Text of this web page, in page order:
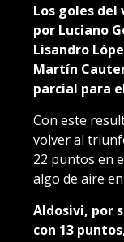
Los goles
por Luciano
Lisandro
Martín
parcial para
Con este
volver al
22 puntos en
algo de aire
Aldosivi, por
con 13